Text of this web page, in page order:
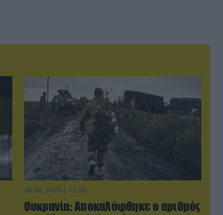
06.08.2026 | 17:02
Ουκρανία: Αποκαλύφθηκε ο αριθμός